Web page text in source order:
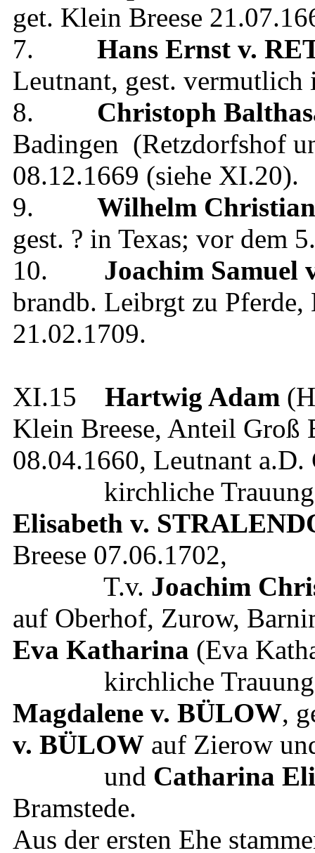
get. Klein Breese
7. Hans Ernst v.
Leutnant, gest. vermutlich
8. Christoph
Badingen (Retzdorfshof
08.12.1669 (siehe XI.20).
9. Wilhelm Christian
gest. ? in Texas; vor dem
10. Joachim Samuel
brandb. Leibrgt zu Pferde,
21.02.1709.
XI.15 Hartwig Adam
Klein Breese, Anteil Groß
08.04.1660, Leutnant a.D.
kirchliche
Elisabeth v.
Breese 07.06.1702,
T.v. Joachim
auf Oberhof, Zurow,
Eva Katharina (Eva
kirchliche
Magdalene v. BÜLOW,
v. BÜLOW auf Zierow
und Catharina
Bramstede.
Aus der ersten Ehe